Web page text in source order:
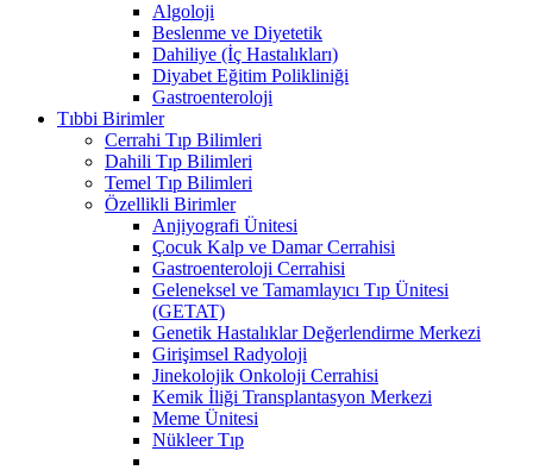
Algoloji
Beslenme ve Diyetetik
Dahiliye (İç Hastalıkları)
Diyabet Eğitim Polikliniği
Gastroenteroloji
Tıbbi Birimler
Cerrahi Tıp Bilimleri
Dahili Tıp Bilimleri
Temel Tıp Bilimleri
Özellikli Birimler
Anjiyografi Ünitesi
Çocuk Kalp ve Damar Cerrahisi
Gastroenteroloji Cerrahisi
Geleneksel ve Tamamlayıcı Tıp Ünitesi
(GETAT)
Genetik Hastalıklar Değerlendirme Merkezi
Girişimsel Radyoloji
Jinekolojik Onkoloji Cerrahisi
Kemik İliği Transplantasyon Merkezi
Meme Ünitesi
Nükleer Tıp